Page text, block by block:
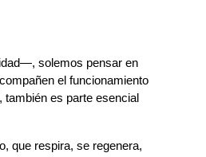
solemos pensar en
el funcionamiento
también es parte esencial
que respira, se regenera,